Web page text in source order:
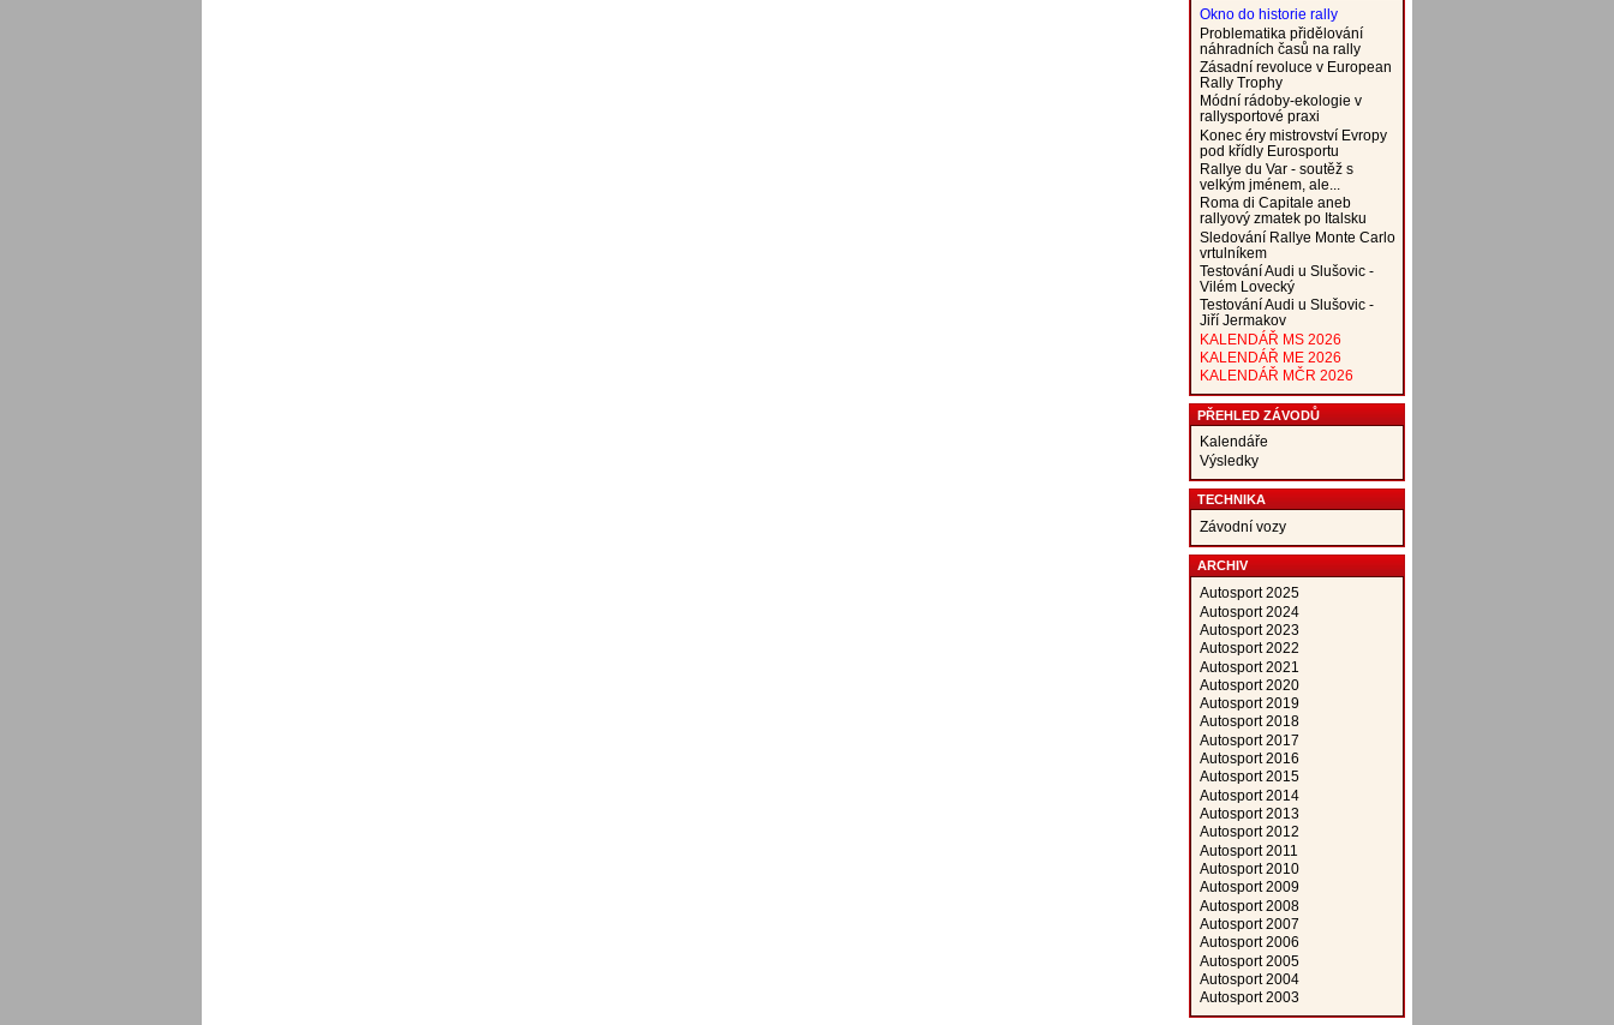
Okno do historie rally
Problematika přidělování
náhradních časů na rally
Zásadní revoluce v European
Rally Trophy
Módní rádoby-ekologie v
rallysportové praxi
Konec éry mistrovství Evropy
pod křídly Eurosportu
Rallye du Var - soutěž s
velkým jménem, ale...
Roma di Capitale aneb
rallyový zmatek po Italsku
Sledování Rallye Monte Carlo
vrtulníkem
Testování Audi u Slušovic -
Vilém Lovecký
Testování Audi u Slušovic -
Jiří Jermakov
KALENDÁŘ MS 2026
KALENDÁŘ ME 2026
KALENDÁŘ MČR 2026
PŘEHLED ZÁVODŮ
Kalendáře
Výsledky
TECHNIKA
Závodní vozy
ARCHIV
Autosport 2025
Autosport 2024
Autosport 2023
Autosport 2022
Autosport 2021
Autosport 2020
Autosport 2019
Autosport 2018
Autosport 2017
Autosport 2016
Autosport 2015
Autosport 2014
Autosport 2013
Autosport 2012
Autosport 2011
Autosport 2010
Autosport 2009
Autosport 2008
Autosport 2007
Autosport 2006
Autosport 2005
Autosport 2004
Autosport 2003